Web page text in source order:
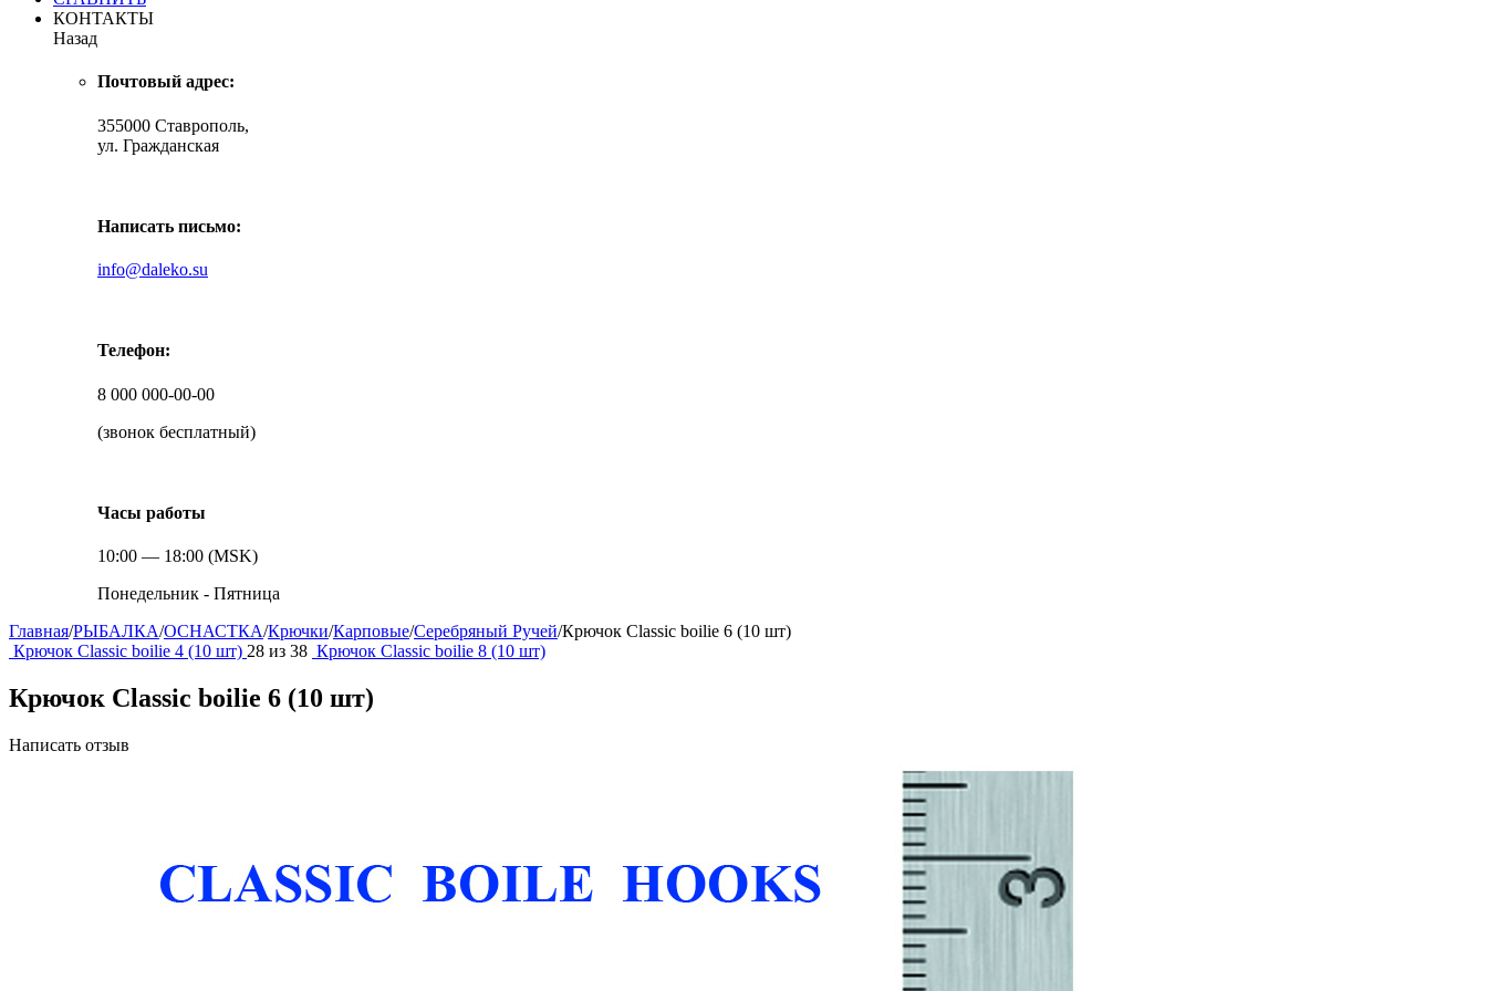
КОНТАКТЫ
Назад
Почтовый адрес:
355000 Ставрополь,
ул. Гражданская
Написать письмо:
info@daleko.su
Телефон:
8 000 000-00-00
(звонок бесплатный)
Часы работы
10:00 — 18:00 (MSK)
Понедельник - Пятница
Главная/РЫБАЛКА/ОСНАСТКА/Крючки/Карповые/Серебряный Ручей/Крючок Classic boilie 6 (10 шт)
Крючок Classic boilie 4 (10 шт) 28 из 38 Крючок Classic boilie 8 (10 шт)
Крючок Classic boilie 6 (10 шт)
Написать отзыв